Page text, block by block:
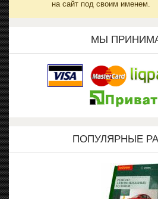
на сайт под своим именем.
МЫ
ПОПУЛЯРНЫЕ